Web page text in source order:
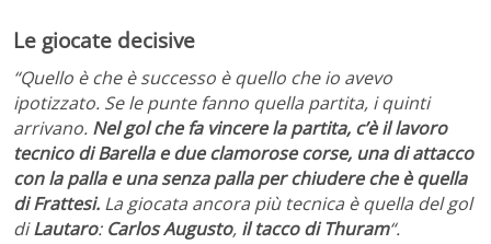
Le giocate decisive
“Quello è che è successo è quello che io avevo
ipotizzato. Se le punte fanno quella partita, i quinti
arrivano. Nel gol che fa vincere la partita, c’è il lavoro
tecnico di Barella e due clamorose corse, una di attacco
con la palla e una senza palla per chiudere che è quella
di Frattesi. La giocata ancora più tecnica è quella del gol
diLautaro: Carlos Augusto, il tacco di Thuram“.